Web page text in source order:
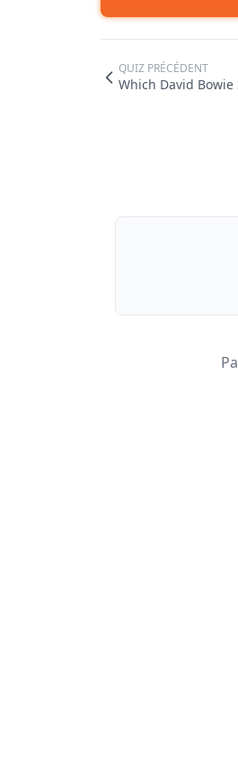
QUIZ PRÉCÉDENT
Which David Bowie